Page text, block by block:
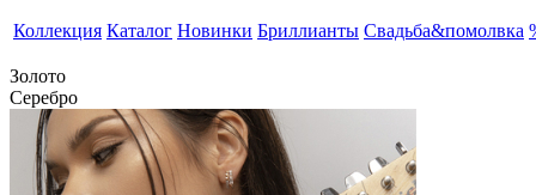
Коллекция Каталог Новинки Бриллианты Свадьба&помолвка
Золото
Серебро